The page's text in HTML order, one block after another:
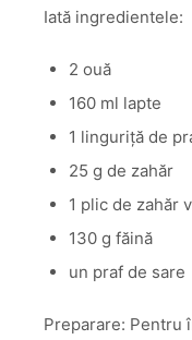
Iată ingredientele:
2 ouă
160 ml lapte
1 linguriță de
25 g de zahăr
1 plic de zahăr
130 g făină
un praf de sare
Preparare: Pentru